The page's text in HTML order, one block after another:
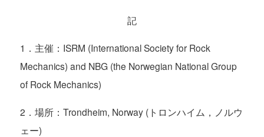
記
1．主催：ISRM (International Society for Rock
Mechanics) and NBG (the Norwegian National Group
of Rock Mechanics)
2．場所：Trondheim, Norway (トロンハイム，ノルウ
ェー)